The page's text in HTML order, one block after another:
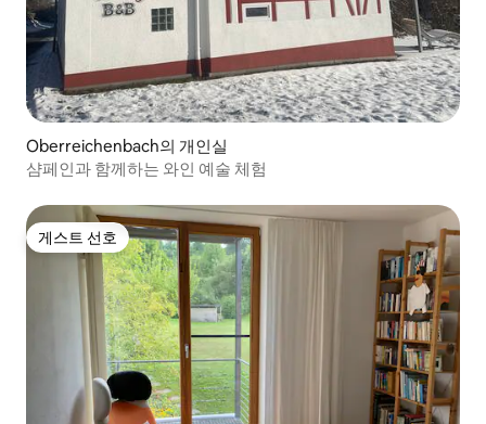
Oberreichenbach의 개인실
샴페인과 함께하는 와인 예술 체험
게스트 선호
게스트 선호